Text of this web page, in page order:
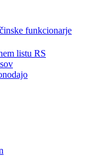
funkcionarje
listu RS